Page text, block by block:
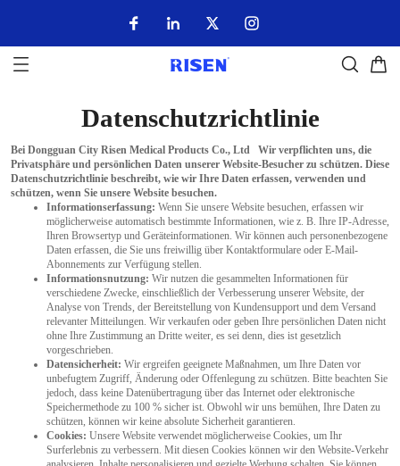
Datenschutzrichtlinie
Bei Dongguan City Risen Medical Products Co., Ltd Wir verpflichten uns, die
Privatsphäre und persönlichen Daten unserer Website-Besucher zu schützen. Diese
Datenschutzrichtlinie beschreibt, wie wir Ihre Daten erfassen, verwenden und
schützen, wenn Sie unsere Website besuchen.
Informationserfassung: Wenn Sie unsere Website besuchen, erfassen wir
möglicherweise automatisch bestimmte Informationen, wie z. B. Ihre IP-Adresse,
Ihren Browsertyp und Geräteinformationen. Wir können auch personenbezogene
Daten erfassen, die Sie uns freiwillig über Kontaktformulare oder E-Mail-
Abonnements zur Verfügung stellen.
Informationsnutzung: Wir nutzen die gesammelten Informationen für
verschiedene Zwecke, einschließlich der Verbesserung unserer Website, der
Analyse von Trends, der Bereitstellung von Kundensupport und dem Versand
relevanter Mitteilungen. Wir verkaufen oder geben Ihre persönlichen Daten nicht
ohne Ihre Zustimmung an Dritte weiter, es sei denn, dies ist gesetzlich
vorgeschrieben.
Datensicherheit: Wir ergreifen geeignete Maßnahmen, um Ihre Daten vor
unbefugtem Zugriff, Änderung oder Offenlegung zu schützen. Bitte beachten Sie
jedoch, dass keine Datenübertragung über das Internet oder elektronische
Speichermethode zu 100 % sicher ist. Obwohl wir uns bemühen, Ihre Daten zu
schützen, können wir keine absolute Sicherheit garantieren.
Cookies: Unsere Website verwendet möglicherweise Cookies, um Ihr
Surferlebnis zu verbessern. Mit diesen Cookies können wir den Website-Verkehr